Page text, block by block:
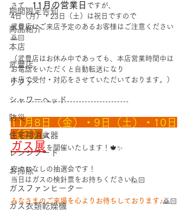
期間限定告知
商品紹介
本店
武豊店
リファ
シャワーヘッド
防災
住宅用消火器
レンジフード
お掃除
ガスファンヒーター
ガス衣類乾燥機
さて、 11月の営業日 ですが、
4日（月）・23日（土）は祝日ですので
武豊店にご来店予定のあるお客様はご注意ください
🙇🏻
（武豊店はお休み中であっても、本店営業時間中は
お電話をいただくと自動転送になり
本店で受付・対応をさせていただいております。）
----------------------------------------
11月8日（金）・9日（土）・10日
（日） は
ガス展 を開催いたします！🍁✨
空くじなしの抽選会です！
当日はガスの検針票をお持ちください🙋🏻
みなさまのご来場を心よりお待ちしております♪🙇🏻